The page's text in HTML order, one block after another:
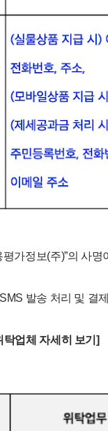
가정보(주)”의 사
발송 처리 및 결
탁업체 자세히 보기]